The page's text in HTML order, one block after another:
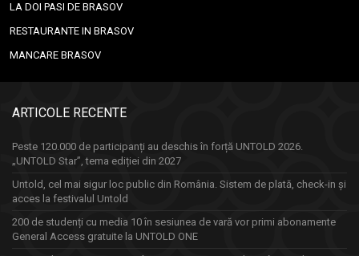
LA DOI PASI DE BRASOV
RESTAURANTE IN BRASOV
MANCARE BRASOV
ARTICOLE RECENTE
Peste 120.000 de participanți au deschis în forță UNTOLD 2026.
„UNTOLD Star”, tema ediției din 2027
Untold, cel mai sigur loc public din România. Sistem de plată, check-in și
acces la festivalul Untold
200 de studenți cu media 10 în sesiunea de vară vor primi abonamente
General Access gratuite la UNTOLD ONE